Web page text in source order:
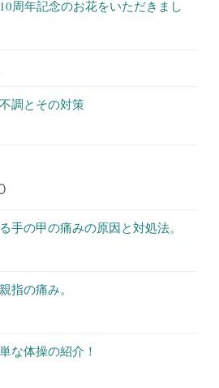
周年記念のお花をいただきまし
調とその対策
手の甲の痛みの原因と対処法。
指の痛み。
な体操の紹介！